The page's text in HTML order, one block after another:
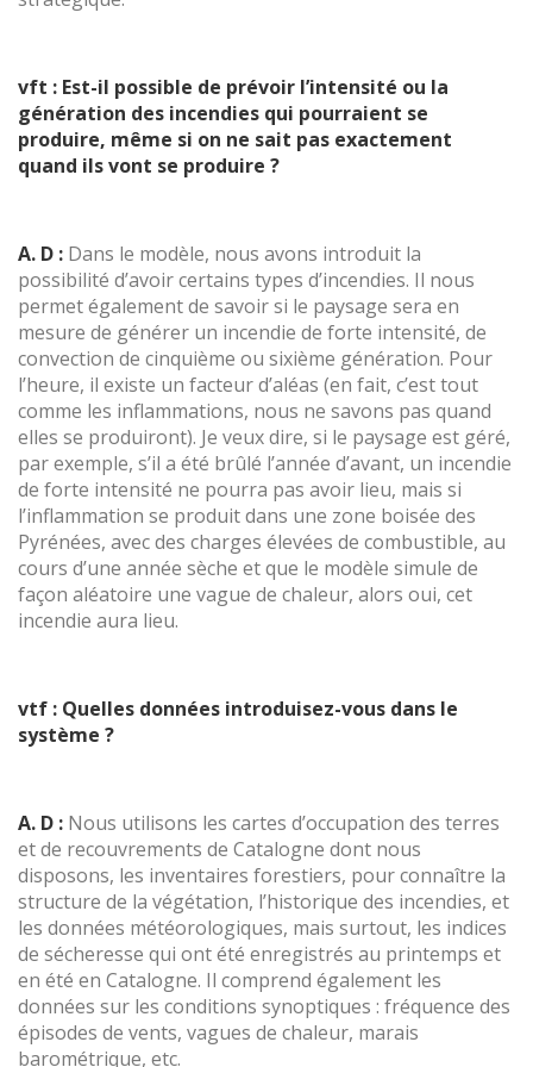
vft : Est-il possible de prévoir l’intensité ou la
génération des incendies qui pourraient se
produire, même si on ne sait pas exactement
quand ils vont se produire ?
A. D : Dans le modèle, nous avons introduit la
possibilité d’avoir certains types d’incendies. Il nous
permet également de savoir si le paysage sera en
mesure de générer un incendie de forte intensité, de
convection de cinquième ou sixième génération. Pour
l’heure, il existe un facteur d’aléas (en fait, c’est tout
comme les inflammations, nous ne savons pas quand
elles se produiront). Je veux dire, si le paysage est géré,
par exemple, s’il a été brûlé l’année d’avant, un incendie
de forte intensité ne pourra pas avoir lieu, mais si
l’inflammation se produit dans une zone boisée des
Pyrénées, avec des charges élevées de combustible, au
cours d’une année sèche et que le modèle simule de
façon aléatoire une vague de chaleur, alors oui, cet
incendie aura lieu.
vtf : Quelles données introduisez-vous dans le
système ?
A. D : Nous utilisons les cartes d’occupation des terres
et de recouvrements de Catalogne dont nous
disposons, les inventaires forestiers, pour connaître la
structure de la végétation, l’historique des incendies, et
les données météorologiques, mais surtout, les indices
de sécheresse qui ont été enregistrés au printemps et
en été en Catalogne. Il comprend également les
données sur les conditions synoptiques : fréquence des
épisodes de vents, vagues de chaleur, marais
barométrique, etc.
Ces cookies sont utilisés pour stocker des informations sur
habitudes de navigation sur le site Web et afficher des
publicités liées au profil de navigation de l'utilisateur.